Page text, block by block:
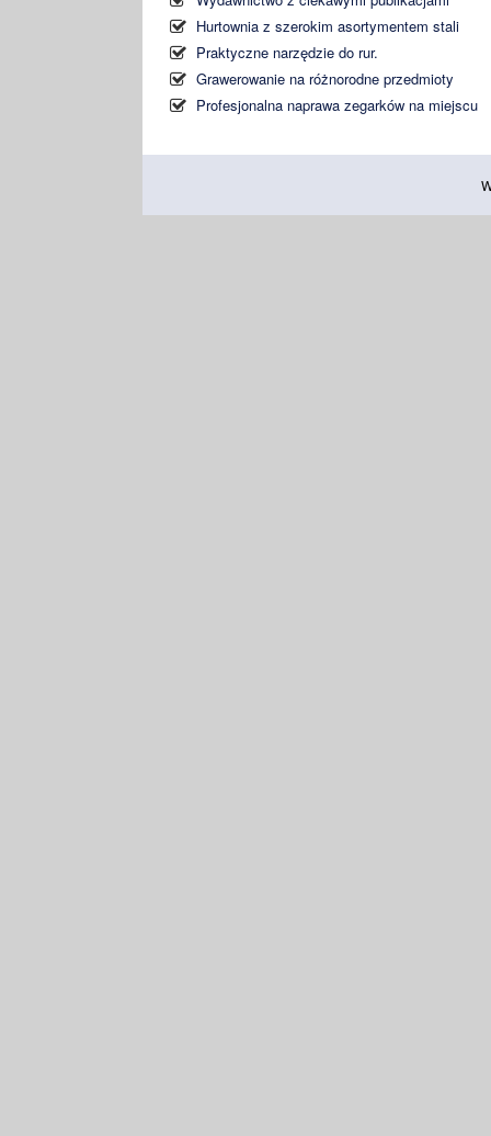
Hurtownia z szerokim asortymentem stali
Praktyczne narzędzie do rur.
Grawerowanie na różnorodne przedmioty
Profesjonalna naprawa zegarków na miejscu